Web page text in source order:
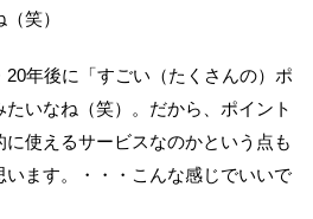
笑）
年後に「すごい（たくさんの）ポ
いなね（笑）。だから、ポイント
使えるサービスなのかという点も
ます。・・・こんな感じでいいで